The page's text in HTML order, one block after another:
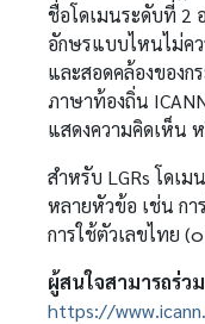
ชื่อโดเมนระดับที่ 2
อักษรแบบไหนไม่ค
และสอดคล้องของก
ภาษาท้องถิ่น
แสดงความคิดเห็น
สำหรับ LGRs โดเ
หลายหัวข้อ เช่น กา
การใช้ตัวเลขไทย
ผู้สนใจสามารถร่ว
https://